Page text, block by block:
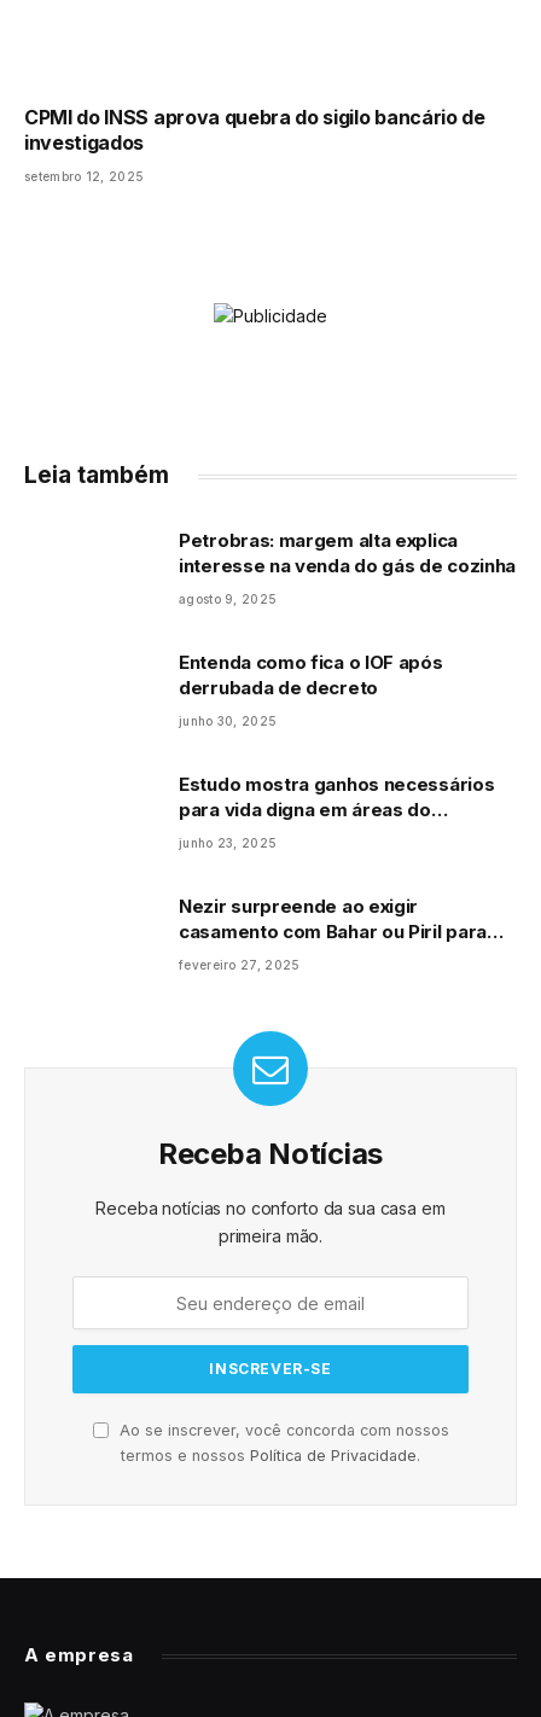
CPMI do INSS aprova quebra do sigilo bancário de
investigados
setembro 12, 2025
Leia também
Petrobras: margem alta explica
interesse na venda do gás de cozinha
agosto 9, 2025
Entenda como fica o IOF após
derrubada de decreto
junho 30, 2025
Estudo mostra ganhos necessários
para vida digna em áreas do
semiárido
junho 23, 2025
Nezir surpreende ao exigir
casamento com Bahar ou Piril para
libertar Sarp do cativeiro
fevereiro 27, 2025
Receba Notícias
Receba notícias no conforto da sua casa em
primeira mão.
Ao se inscrever, você concorda com nossos
termos e nossos Política de Privacidade.
A empresa